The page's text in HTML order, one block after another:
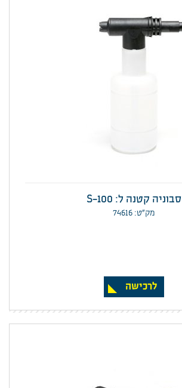
סבוניה קטנה ל: S-100
מק”ט: 74616
לרכישה